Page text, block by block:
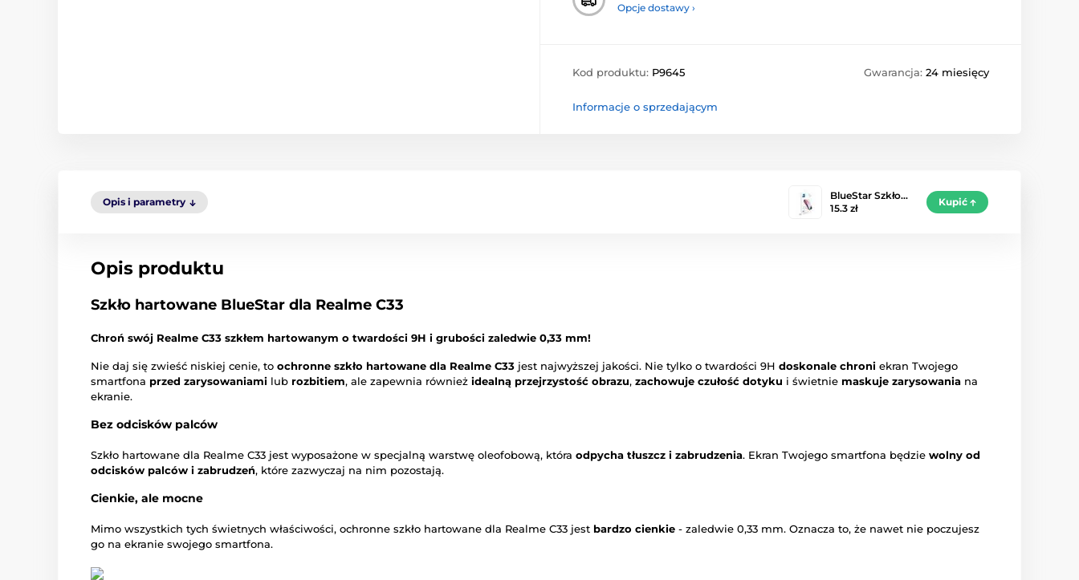
Opcje dostawy ›
Kod produktu: P9645 Gwarancja: 24 miesięcy
Informacje o sprzedającym
Opis i parametry
BlueStar Szkło…
15.3 zł
Kupić
Opis produktu
Szkło hartowane BlueStar dla Realme C33
Chroń swój Realme C33 szkłem hartowanym o twardości 9H i grubości zaledwie 0,33 mm!
Nie daj się zwieść niskiej cenie, to ochronne szkło hartowane dla Realme C33 jest najwyższej jakości. Nie tylko o twardości 9H doskonale chroni ekran Twojego
smartfona przed zarysowaniami lub rozbitiem, ale zapewnia również idealną przejrzystość obrazu, zachowuje czułość dotyku i świetnie maskuje zarysowania na
ekranie.
Bez odcisków palców
Szkło hartowane dla Realme C33 jest wyposażone w specjalną warstwę oleofobową, która odpycha tłuszcz i zabrudzenia. Ekran Twojego smartfona będzie wolny od
odcisków palców i zabrudzeń, które zazwyczaj na nim pozostają.
Cienkie, ale mocne
Mimo wszystkich tych świetnych właściwości, ochronne szkło hartowane dla Realme C33 jest bardzo cienkie - zaledwie 0,33 mm. Oznacza to, że nawet nie poczujesz
go na ekranie swojego smartfona.